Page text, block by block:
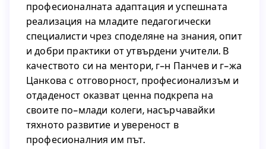
професионалната адаптация и успешната
реализация на младите педагогически
специалисти чрез споделяне на знания, опит
и добри практики от утвърдени учители. В
качеството си на ментори, г-н Панчев и г-жа
Цанкова с отговорност, професионализъм и
отдаденост оказват ценна подкрепа на
своите по-млади колеги, насърчавайки
тяхното развитие и увереност в
професионалния им път.
Проектът има за цел да подпомогне
професионалната адаптация и успешната
реализация на младите педагогически
специалисти чрез споделяне на знания, опит
и добри практики от утвърдени учители. В
качеството си на ментори, г-н Панчев и г-жа
Цанкова с отговорност, професионализъм и
отдаденост оказват ценна подкрепа на
своите по-млади колеги, насърчавайки
тяхното развитие и увереност в